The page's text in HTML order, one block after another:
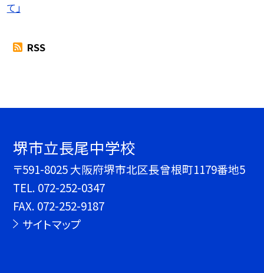
て」
RSS
堺市立長尾中学校
〒591-8025 大阪府堺市北区長曾根町1179番地5
TEL. 072-252-0347
FAX. 072-252-9187
サイトマップ